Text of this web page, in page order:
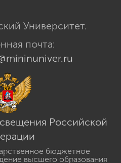
Университет.
почта:
Российской